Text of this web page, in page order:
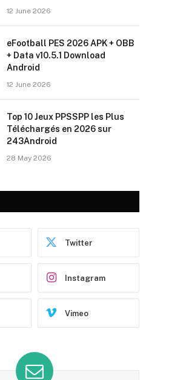
12 June 2026
eFootball PES 2026 APK + OBB
+ Data v10.5.1 Download
Android
12 June 2026
Top 10 Jeux PPSSPP les Plus
Téléchargés en 2026 sur
243Android
28 May 2026
Twitter
Instagram
Vimeo